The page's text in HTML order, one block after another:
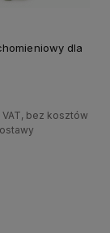
dla
VAT, bez kosztów